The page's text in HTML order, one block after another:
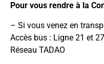
Pour vous rendre à la
– Si vous venez en
Accès bus : Ligne 21 et
Réseau TADAO